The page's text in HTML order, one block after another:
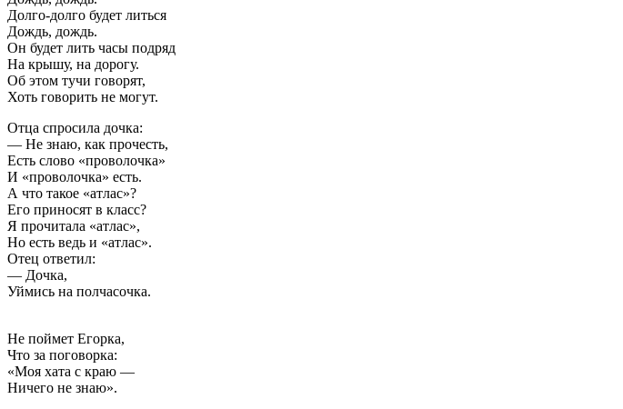
Долго-долго будет литься
Дождь, дождь.
Он будет лить часы подряд
На крышу, на дорогу.
Об этом тучи говорят,
Хоть говорить не могут.
Отца спросила дочка:
— Не знаю, как прочесть,
Есть слово «проволочка»
И «проволочка» есть.
А что такое «атлас»?
Его приносят в класс?
Я прочитала «атлас»,
Но есть ведь и «атлас».
Отец ответил:
— Дочка,
Уймись на полчасочка.
Не поймет Егорка,
Что за поговорка:
«Моя хата с краю —
Ничего не знаю».